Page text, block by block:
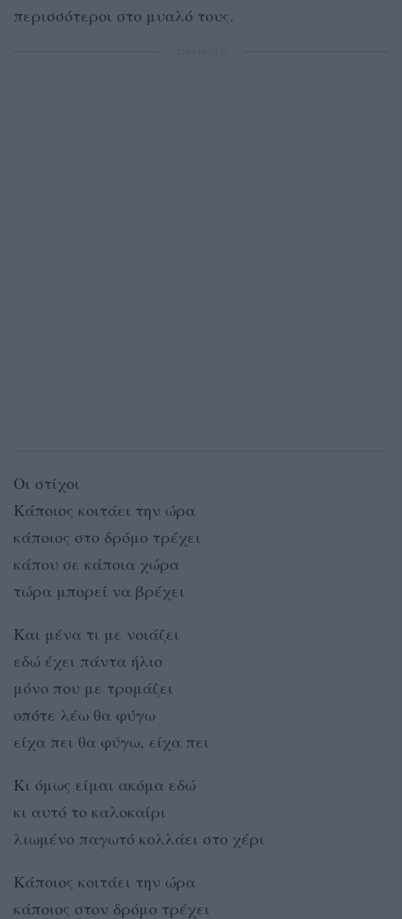
περισσότεροι στο μυαλό τους.
Οι στίχοι
Κάποιος κοιτάει την ώρα
κάποιος στο δρόμο τρέχει
κάπου σε κάποια χώρα
τώρα μπορεί να βρέχει
Και μένα τι με νοιάζει
εδώ έχει πάντα ήλιο
μόνο που με τρομάζει
οπότε λέω θα φύγω
είχα πει θα φύγω, είχα πει
Κι όμως είμαι ακόμα εδώ
κι αυτό το καλοκαίρι
λιωμένο παγωτό κολλάει στο χέρι
Κάποιος κοιτάει την ώρα
κάποιος στον δρόμο τρέχει